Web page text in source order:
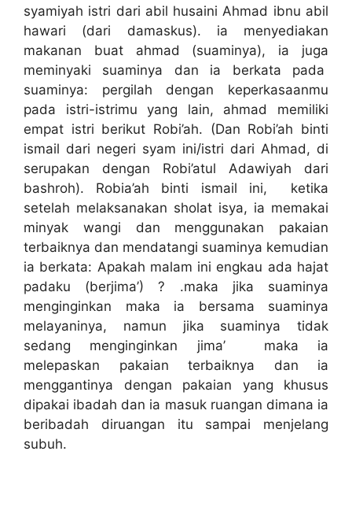
syamiyah istri dari abil husaini Ahmad ibnu abil
hawari (dari damaskus). ia menyediakan
makanan buat ahmad (suaminya), ia juga
meminyaki suaminya dan ia berkata pada
suaminya: pergilah dengan keperkasaanmu
pada istri-istrimu yang lain, ahmad memiliki
empat istri berikut Robi’ah. (Dan Robi’ah binti
ismail dari negeri syam ini/istri dari Ahmad, di
serupakan dengan Robi’atul Adawiyah dari
bashroh). Robia’ah binti ismail ini, ketika
setelah melaksanakan sholat isya, ia memakai
minyak wangi dan menggunakan pakaian
terbaiknya dan mendatangi suaminya kemudian
ia berkata: Apakah malam ini engkau ada hajat
padaku (berjima’) ? .maka jika suaminya
menginginkan maka ia bersama suaminya
melayaninya, namun jika suaminya tidak
sedang menginginkan jima’ maka ia
melepaskan pakaian terbaiknya dan ia
menggantinya dengan pakaian yang khusus
dipakai ibadah dan ia masuk ruangan dimana ia
beribadah diruangan itu sampai menjelang
subuh.